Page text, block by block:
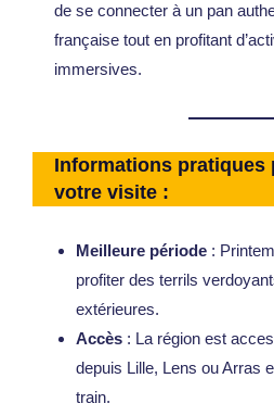
de se connecter à un pan
française tout en profitant
immersives.
Informations pratiques
votre visite :
Meilleure période :
profiter des terrils
extérieures.
Accès : La région est
depuis Lille, Lens ou Arras
train.